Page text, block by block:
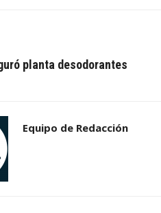
planta desodorantes
Equipo de Redacción